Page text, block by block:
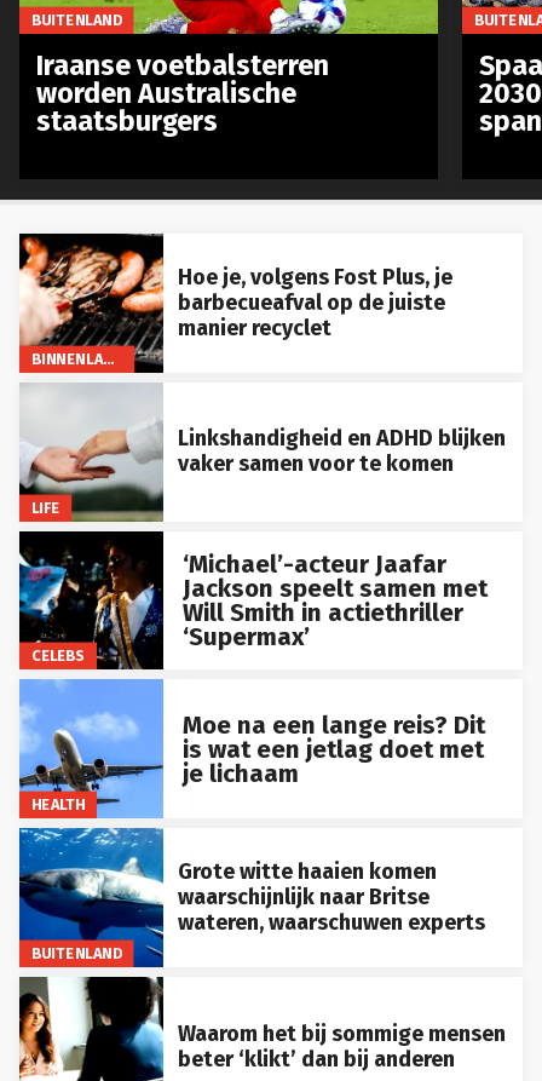
BINNENLAND
Hoe je, volgens Fost Plus, je
barbecueafval op de juiste
manier recyclet
LIFE
Linkshandigheid en ADHD blijken
vaker samen voor te komen
CELEBS
‘Michael’-acteur Jaafar
Jackson speelt samen met
Will Smith in actiethriller
‘Supermax’
HEALTH
Moe na een lange reis? Dit
is wat een jetlag doet met
je lichaam
BUITENLAND
Grote witte haaien komen
waarschijnlijk naar Britse
wateren, waarschuwen experts
Waarom het bij sommige mensen
beter ‘klikt’ dan bij anderen
BUITENLAND
Iraanse voetbalsterren
worden Australische
staatsburgers